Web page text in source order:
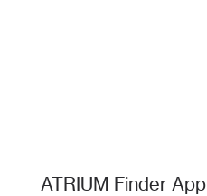
ATRIUM Finder App